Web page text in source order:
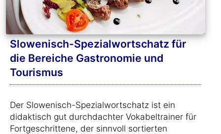
Slowenisch-Spezialwortschatz für
die Bereiche Gastronomie und
Tourismus
Der Slowenisch-Spezialwortschatz ist ein
didaktisch gut durchdachter Vokabeltrainer für
Fortgeschrittene, der sinnvoll sortierten